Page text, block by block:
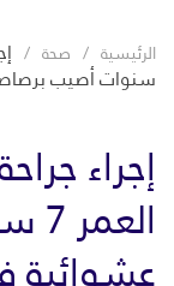
الرئيسية صحة
سنوات أصيب
إجراء